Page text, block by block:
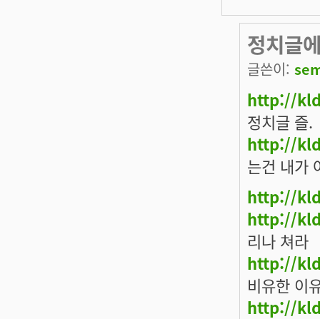
정치글
글쓴이:
http://
정치글 즐.
http://
는건 내가
http://
http://
리나 쳐라
http://
비유한 이
http://